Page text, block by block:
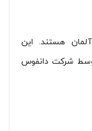
هستند. این
آخرین اخبار در سال 2022 توسط شرکت دانفوس